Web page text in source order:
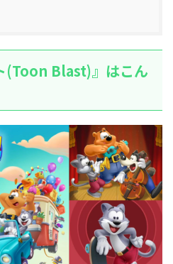
(Toon Blast)』はこん